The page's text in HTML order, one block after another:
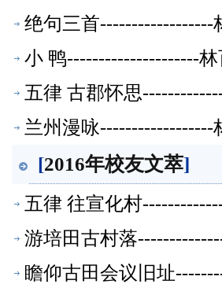
绝句三首------------------
小 鸭---------------------
五律 古郡怀思
兰州漫咏------------------
[2016年校友文萃]
五律 往宣化村
游培田古村落
瞻仰古田会议旧址